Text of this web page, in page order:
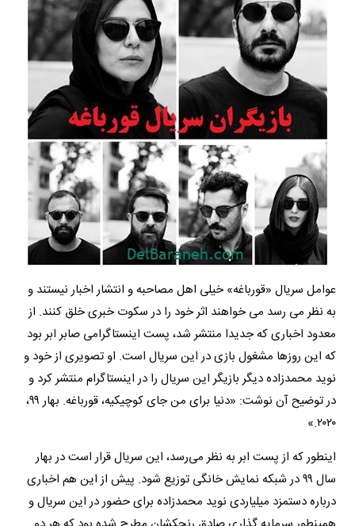
عوامل سریال «قورباغه» خیلی اهل مصاحبه و انتشار اخبار نیستند و
به نظر می رسد می خواهند اثر خود را در سکوت خبری خلق کنند. از
معدود اخباری که جدیدا منتشر شد، پست اینستاگرامی صابر ابر بود
که این روزها مشغول بازی در این سریال است. او تصویری از خود و
نوید محمدزاده دیگر بازیگر این سریال را در اینستاگرام منتشر کرد و
در توضیح آن نوشت: «دنیا برای من جای کوچیکیه، قورباغه. بهار ۹۹،
۲۰۲۰.»
اینطور که از پست ابر به نظر می‌رسد، این سریال قرار است در بهار
سال ۹۹ در شبکه نمایش خانگی توزیع شود. پیش از این هم اخباری
درباره دستمزد میلیاردی نوید محمدزاده برای حضور در این سریال و